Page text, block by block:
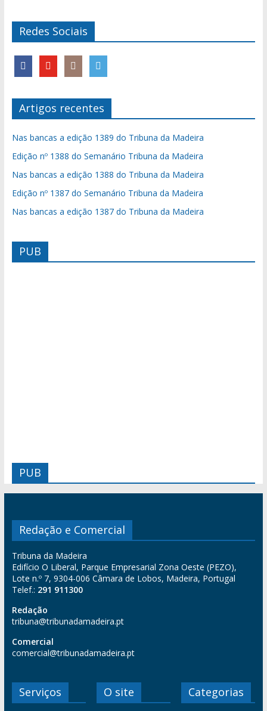
Redes Sociais
Artigos recentes
Nas bancas a edição 1389 do Tribuna da Madeira
Edição nº 1388 do Semanário Tribuna da Madeira
Nas bancas a edição 1388 do Tribuna da Madeira
Edição nº 1387 do Semanário Tribuna da Madeira
Nas bancas a edição 1387 do Tribuna da Madeira
PUB
PUB
Redação e Comercial
Tribuna da Madeira
Edifício O Liberal, Parque Empresarial Zona Oeste (PEZO),
Lote n.º 7, 9304-006 Câmara de Lobos, Madeira, Portugal
Telef.: 291 911300
Redação
tribuna@tribunadamadeira.pt
Comercial
comercial@tribunadamadeira.pt
Serviços O site Categorias